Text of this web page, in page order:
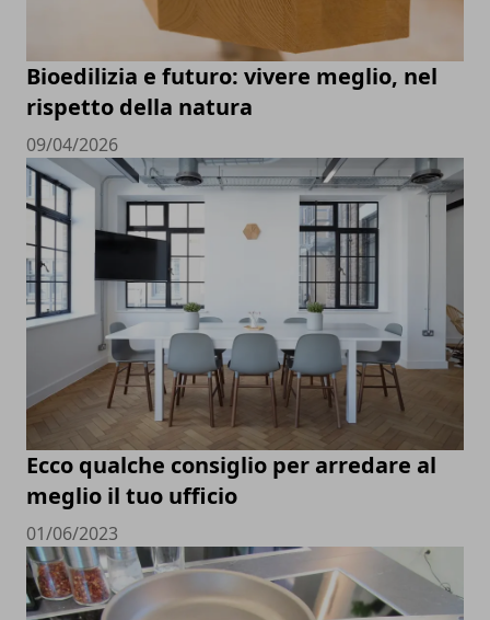
Bioedilizia e futuro: vivere meglio, nel
rispetto della natura
09/04/2026
Ecco qualche consiglio per arredare al
meglio il tuo ufficio
01/06/2023